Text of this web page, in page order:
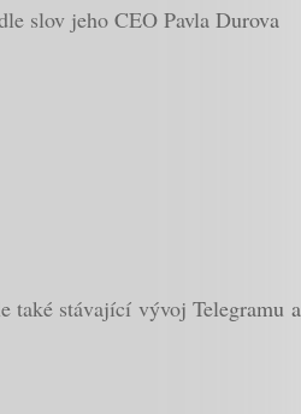
slov jeho CEO Pavla Durova
také stávající vývoj Telegramu a